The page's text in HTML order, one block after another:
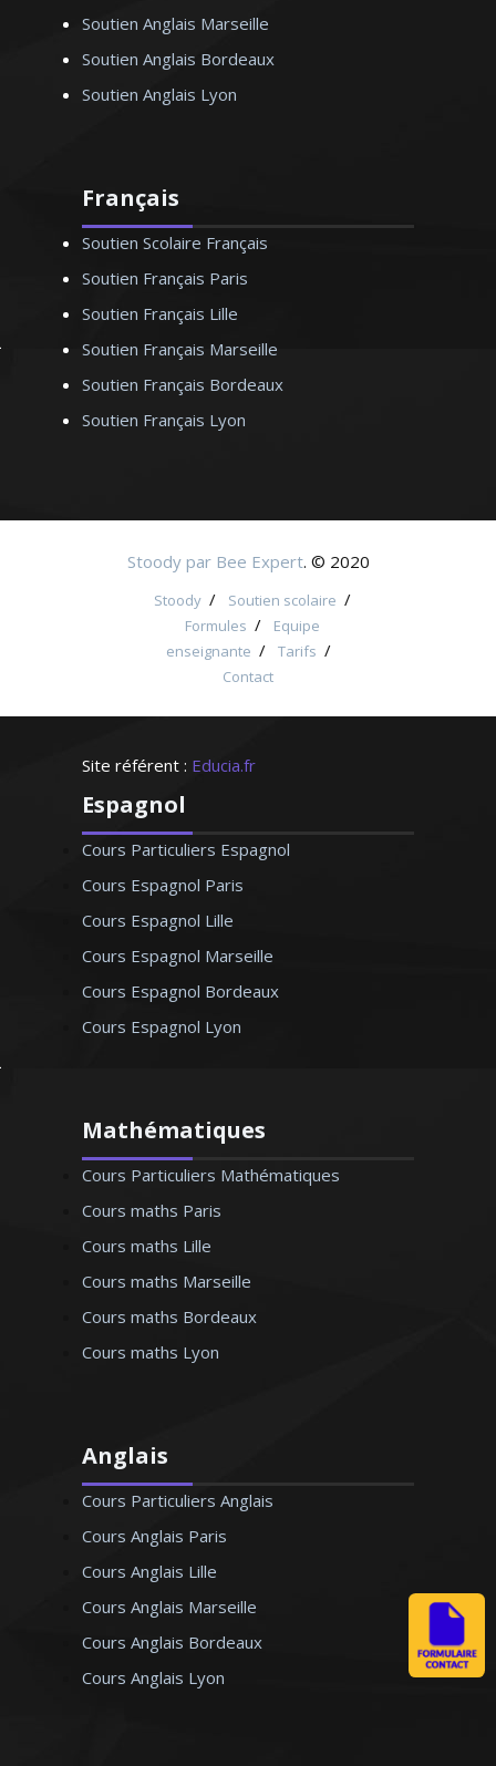
Soutien Anglais Marseille
Soutien Anglais Bordeaux
Soutien Anglais Lyon
Français
Soutien Scolaire Français
Soutien Français Paris
Soutien Français Lille
Soutien Français Marseille
Soutien Français Bordeaux
Soutien Français Lyon
Stoody par Bee Expert. © 2020
Stoody / Soutien scolaire /
Formules /
Equipe
enseignante / Tarifs /
Contact
Site référent : Educia.fr
Espagnol
Cours Particuliers Espagnol
Cours Espagnol Paris
Cours Espagnol Lille
Cours Espagnol Marseille
Cours Espagnol Bordeaux
Cours Espagnol Lyon
Mathématiques
Cours Particuliers Mathématiques
Cours maths Paris
Cours maths Lille
Cours maths Marseille
Cours maths Bordeaux
Cours maths Lyon
Anglais
Cours Particuliers Anglais
Cours Anglais Paris
Cours Anglais Lille
Cours Anglais Marseille
Cours Anglais Bordeaux
Cours Anglais Lyon